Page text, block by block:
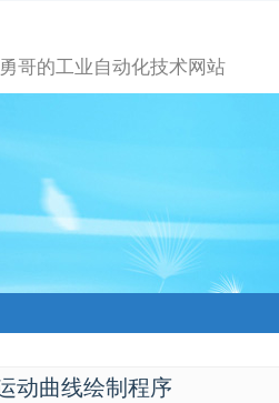
勇哥的工业自动化技术网站
动曲线绘制程序